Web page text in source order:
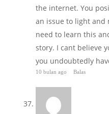
the internet. You
an issue to light and
need to learn this
story. I cant believe
you undoubtedly
10 bulan ago Balas